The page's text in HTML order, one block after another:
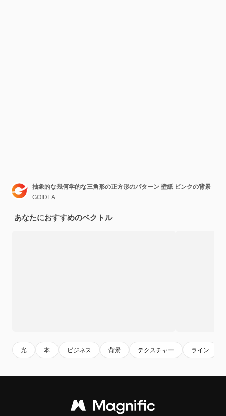
抽象的な幾何学的な三角形の正方形のパターン 壁紙 ピンクの背景
GOIDEA
あなたにおすすめのベクトル
光 本 ビジネス 背景 テクスチャー ライン